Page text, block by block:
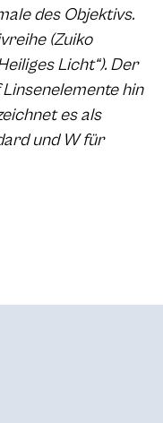
des Objektivs.
(Zuiko
Licht“). Der
hin
es als
und W für